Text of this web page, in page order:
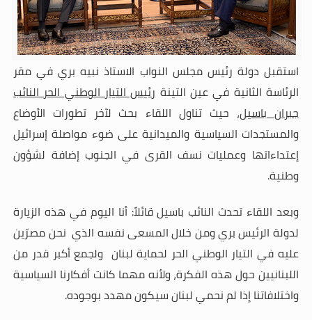
استقبل دولة رئيس مجلس النواب الاستاذ نبيه بري في مقر
الرئاسة الثانية في عين التينةرئيس التيار الوطني الحر النائب
جبران باسيل، حيث تناول اللقاء بحث لآخر تطورات الأوضاع
والمستجدات السياسية والميدانية على ضوء مواصلة إسرائيل
إعتداءاتها وعمليات نسف القرى في الجنوب إضافة لشؤون
وطنية.
وبعد اللقاء تحدث النائب باسيل قائلاً: أنا اليوم في هذه الزيارة
لدولة الرئيس بري ومن خلال المسعى نفسه الذي نحن مصرّين
عليه في التيار الوطني الحر لحماية لبنان ولجمع أكبر قدر من
اللبنانيين حول هذه الفكرة، ولأنه مهما كانت أفكارنا السياسية
واختلافاتنا إذا لم نحمي لبنان سيكون مهدد بوجوده.